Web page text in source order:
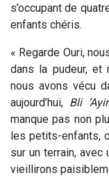
s’occupant de
enfants chéris.
« Regarde Ouri,
dans la pudeur, et
nous avons vécu
aujourd’hui, Bli
manque pas non
les petits-enfants,
sur un terrain,
vieillirons